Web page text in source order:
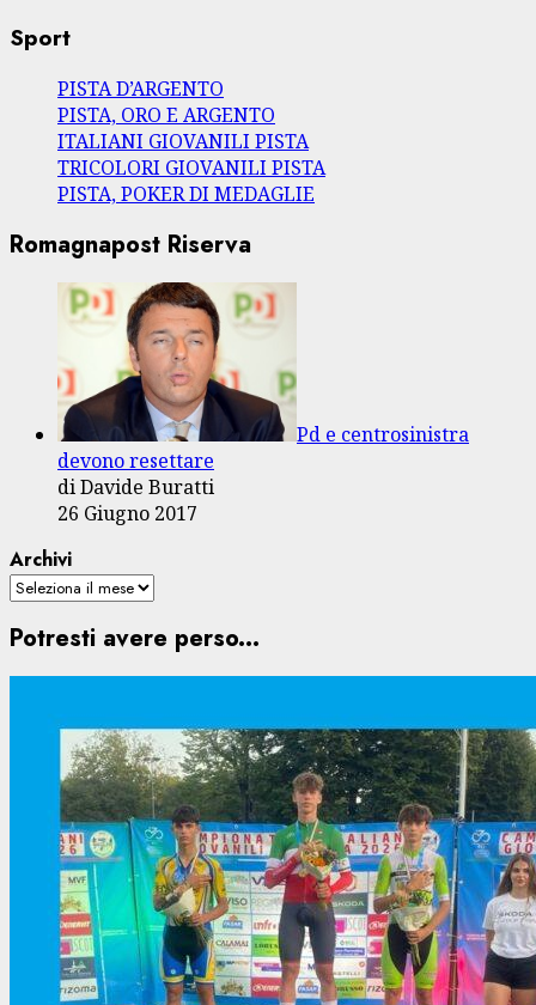
Sport
PISTA D’ARGENTO
PISTA, ORO E ARGENTO
ITALIANI GIOVANILI PISTA
TRICOLORI GIOVANILI PISTA
PISTA, POKER DI MEDAGLIE
Romagnapost Riserva
Pd e centrosinistra
devono resettare
di Davide Buratti
26 Giugno 2017
Archivi
Potresti avere perso...